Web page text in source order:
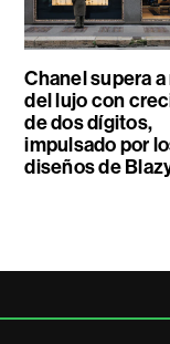
Chanel supera
del lujo con
de dos dígitos,
impulsado por
diseños de